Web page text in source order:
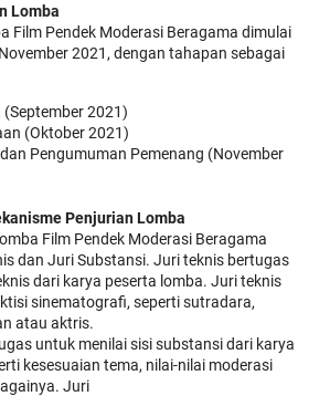
Lomba
Film Pendek Moderasi Beragama dimulai
2021, dengan tahapan sebagai
2021)
(Oktober 2021)
Pengumuman Pemenang (November
Penjurian Lomba
Film Pendek Moderasi Beragama
dan Juri Substansi. Juri teknis bertugas
dari karya peserta lomba. Juri teknis
sinematografi, seperti sutradara,
atau aktris.
untuk menilai sisi substansi dari karya
kesesuaian tema, nilai-nilai moderasi
Juri